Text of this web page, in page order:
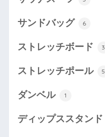
サンドバッグ 6
ストレッチボード 3
ストレッチポール 5
ダンベル 1
ディップススタンド